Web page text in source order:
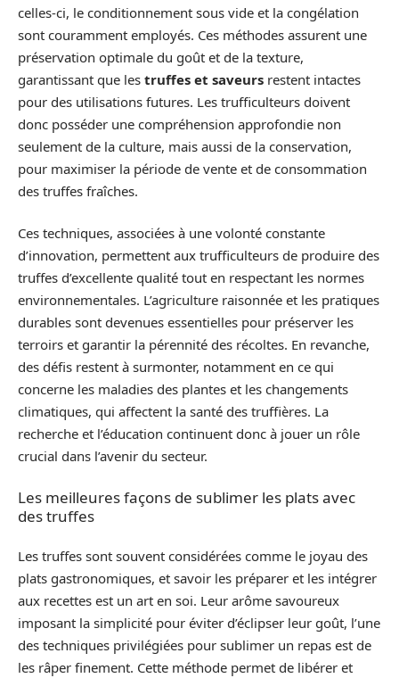
celles-ci, le conditionnement sous vide et la congélation
sont couramment employés. Ces méthodes assurent une
préservation optimale du goût et de la texture,
garantissant que les truffes et saveurs restent intactes
pour des utilisations futures. Les trufficulteurs doivent
donc posséder une compréhension approfondie non
seulement de la culture, mais aussi de la conservation,
pour maximiser la période de vente et de consommation
des truffes fraîches.
Ces techniques, associées à une volonté constante
d’innovation, permettent aux trufficulteurs de produire des
truffes d’excellente qualité tout en respectant les normes
environnementales. L’agriculture raisonnée et les pratiques
durables sont devenues essentielles pour préserver les
terroirs et garantir la pérennité des récoltes. En revanche,
des défis restent à surmonter, notamment en ce qui
concerne les maladies des plantes et les changements
climatiques, qui affectent la santé des truffières. La
recherche et l’éducation continuent donc à jouer un rôle
crucial dans l’avenir du secteur.
Les meilleures façons de sublimer les plats avec
des truffes
Les truffes sont souvent considérées comme le joyau des
plats gastronomiques, et savoir les préparer et les intégrer
aux recettes est un art en soi. Leur arôme savoureux
imposant la simplicité pour éviter d’éclipser leur goût, l’une
des techniques privilégiées pour sublimer un repas est de
les râper finement. Cette méthode permet de libérer et